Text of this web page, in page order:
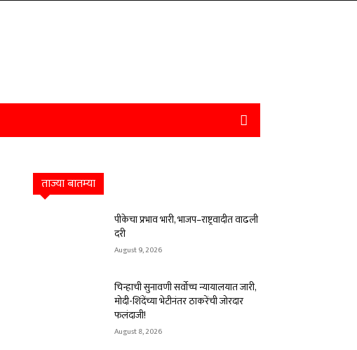
ताज्या बातम्या
पीकेचा प्रभाव भारी, भाजप–राष्ट्रवादीत वाढली
दरी
August 9, 2026
चिन्हाची सुनावणी सर्वोच्च न्यायालयात जारी,
मोदी-शिंदेंच्या भेटीनंतर ठाकरेंची जोरदार
फलंदाजी!
August 8, 2026